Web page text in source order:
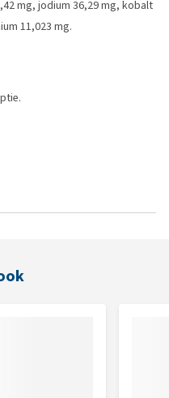
mg, jodium 36,29 mg, kobalt
11,023 mg.